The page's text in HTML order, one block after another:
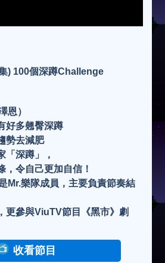
y
i
d
e
o
) 100個深蹲Challenge
恩）
好多翹臀深蹲
勢去減肥
「深蹲」，
，令自己更加自信！
Mr.樂隊成員，主要負責節奏結
更參與ViuTV節目《黑市》劇
收看節目